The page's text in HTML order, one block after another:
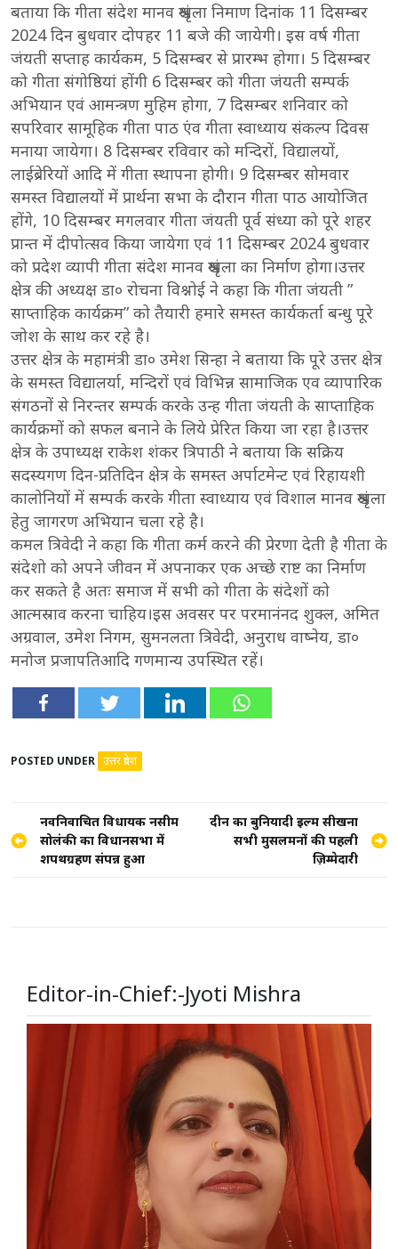
बताया कि गीता संदेश मानव श्रृंखला निमाण दिनांक 11 दिसम्बर
2024 दिन बुधवार दोपहर 11 बजे की जायेगी। इस वर्ष गीता
जंयती सप्ताह कार्यकम, 5 दिसम्बर से प्रारम्भ होगा। 5 दिसम्बर
को गीता संगोष्ठियां होंगी 6 दिसम्बर को गीता जंयती सम्पर्क
अभियान एवं आमन्त्रण मुहिम होगा, 7 दिसम्बर शनिवार को
सपरिवार सामूहिक गीता पाठ एंव गीता स्वाध्याय संकल्प दिवस
मनाया जायेगा। 8 दिसम्बर रविवार को मन्दिरों, विद्यालयों,
लाईब्रेरियों आदि में गीता स्थापना होगी। 9 दिसम्बर सोमवार
समस्त विद्यालयों में प्रार्थना सभा के दौरान गीता पाठ आयोजित
होंगे, 10 दिसम्बर मगलवार गीता जंयती पूर्व संध्या को पूरे शहर
प्रान्त में दीपोत्सव किया जायेगा एवं 11 दिसम्बर 2024 बुधवार
को प्रदेश व्यापी गीता संदेश मानव श्रृंखला का निर्माण होगा।उत्तर
क्षेत्र की अध्यक्ष डा० रोचना विश्नोई ने कहा कि गीता जंयती ”
साप्ताहिक कार्यक्रम” को तैयारी हमारे समस्त कार्यकर्ता बन्धु पूरे
जोश के साथ कर रहे है।
उत्तर क्षेत्र के महामंत्री डा० उमेश सिन्हा ने बताया कि पूरे उत्तर क्षेत्र
के समस्त विद्यालर्या, मन्दिरों एवं विभिन्न सामाजिक एव व्यापारिक
संगठनों से निरन्तर सम्पर्क करके उन्ह गीता जंयती के साप्ताहिक
कार्यक्रमों को सफल बनाने के लिये प्रेरित किया जा रहा है।उत्तर
क्षेत्र के उपाध्यक्ष राकेश शंकर त्रिपाठी ने बताया कि सक्रिय
सदस्यगण दिन-प्रतिदिन क्षेत्र के समस्त अर्पाटमेन्ट एवं रिहायशी
कालोनियों में सम्पर्क करके गीता स्वाध्याय एवं विशाल मानव श्रृंखला
हेतु जागरण अभियान चला रहे है।
कमल त्रिवेदी ने कहा कि गीता कर्म करने की प्रेरणा देती है गीता के
संदेशो को अपने जीवन में अपनाकर एक अच्छे राष्ट का निर्माण
कर सकते है अतः समाज में सभी को गीता के संदेशों को
आत्मस्राव करना चाहिय।इस अवसर पर परमानंनद शुक्ल, अमित
अग्रवाल, उमेश निगम, सुमनलता त्रिवेदी, अनुराध वाष्नेय, डा०
मनोज प्रजापतिआदि गणमान्य उपस्थित रहें।
POSTED UNDER उत्तर प्रदेश
Post
navigation
नवनिर्वाचित विधायक नसीम
सोलंकी का विधानसभा में
शपथग्रहण संपन्न हुआ
दीन का बुनियादी इल्म सीखना
सभी मुसलमनों की पहली
ज़िम्मेदारी
Editor-in-Chief:-Jyoti Mishra